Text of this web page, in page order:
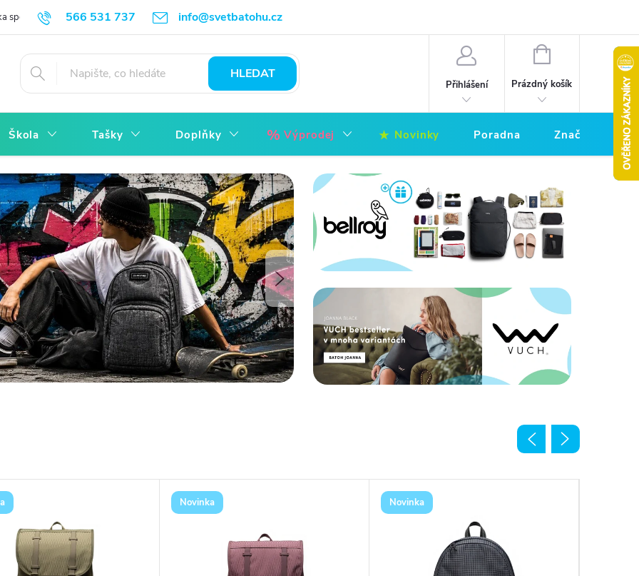
566 531 737 info@svetbatohu.cz
spokojenosti - Jak vrátit Reklamace bez starostí Obchodní podmínky
HLEDAT
Přihlášení
NÁKUPNÍ
Prázdný košík
Škola Tašky Doplňky Výprodej Novinky Poradna Značky
Následující
Novinka Novinka